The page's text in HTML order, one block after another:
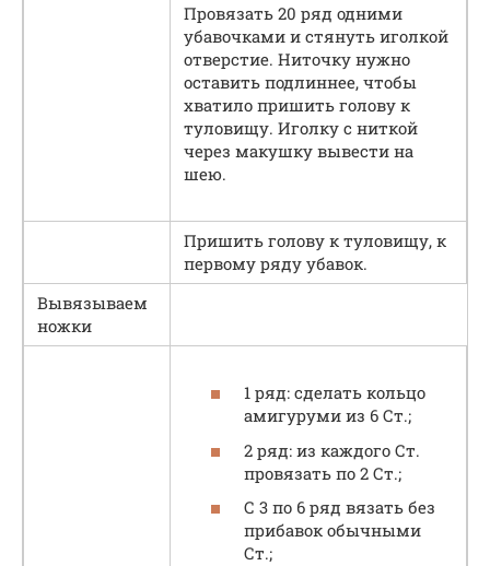
Провязать 20 ряд одними
убавочками и стянуть иголкой
отверстие. Ниточку нужно
оставить подлиннее, чтобы
хватило пришить голову к
туловищу. Иголку с ниткой
через макушку вывести на
шею.
Пришить голову к туловищу, к
первому ряду убавок.
Вывязываем
ножки
1 ряд: сделать кольцо
амигуруми из 6 Ст.;
2 ряд: из каждого Ст.
провязать по 2 Ст.;
С 3 по 6 ряд вязать без
прибавок обычными
Ст.;